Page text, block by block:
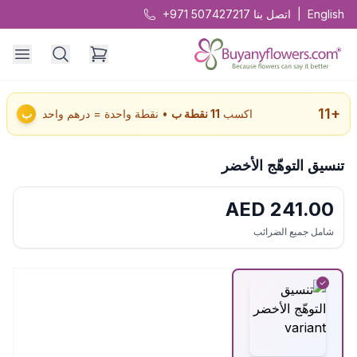
English اتصل بنا +971 507427217
+
11 اكسب 11نقطة ب • نقطة واحدة = درهم واحد ب
تنسيق التوهّج الأخضر
241.00
شامل جميع الضرائب